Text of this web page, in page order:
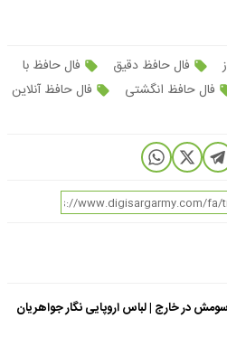
فال حافظ دقیق
فال حافظ با
فال حافظ انگشتی
فال حافظ آنلاین
در خارج | لباس اروپایی نگار جواهریان